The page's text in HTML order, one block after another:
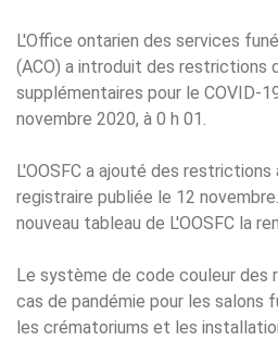
L'Office ontarien des services
(ACO) a introduit des restrictions
supplémentaires pour le COVID-
novembre 2020, à 0 h 01.
L'OOSFC a ajouté des
registraire publiée le 12
nouveau tableau de L'OOSFC la
Le système de code couleur des
cas de pandémie pour les salons
les crématoriums et les